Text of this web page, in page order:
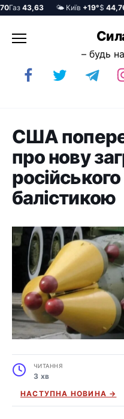
43,63 🌤️ Київ+19°$44,76€
до
– будь
США
про нову
балістикою
ЧИТАННЯ
3 хв
НАСТУПНА НОВИНА →